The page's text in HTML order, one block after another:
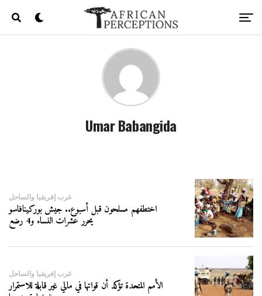
Umar Babangida
غرب إفريقيا والساحل
اختطفهم مسلحون قبل أسبوع.. جيش بوركينافاسو
يحرر عشرات النساء و4 رضع
غرب إفريقيا والساحل
الأمم المتحدة تؤكد أن قواتها في مالي غير قابلة للاستمرار